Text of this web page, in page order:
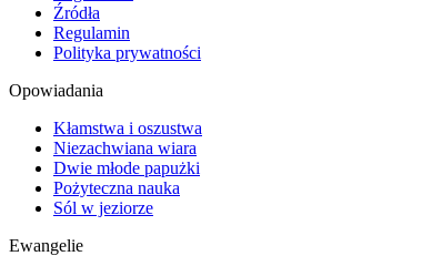
Źródła
Regulamin
Polityka prywatności
Opowiadania
Kłamstwa i oszustwa
Niezachwiana wiara
Dwie młode papużki
Pożyteczna nauka
Sól w jeziorze
Ewangelie